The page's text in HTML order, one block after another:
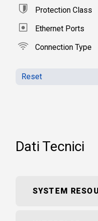
Protection Class
Ethernet Ports
Connection Type
Reset
Dati Tecnici
SYSTEM